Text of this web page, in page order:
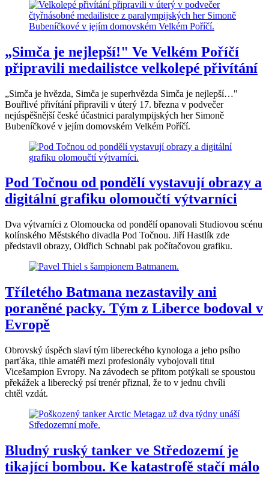
„Simča je nejlepší!" Ve Velkém Poříčí
připravili medailistce velkolepé přivítání
„Simča je hvězda, Simča je superhvězda Simča je nejlepší…"
Bouřlivé přivítání připravili v úterý 17. března v podvečer
nejúspěšnější české účastnici paralympijských her Simoně
Bubeníčkové v jejím domovském Velkém Poříčí.
Pod Točnou od pondělí vystavují obrazy a
digitální grafiku olomoučtí výtvarníci
Dva výtvarníci z Olomoucka od pondělí opanovali Studiovou scénu
kolínského Městského divadla Pod Točnou. Jiří Hastlík zde
představil obrazy, Oldřich Schnabl pak počítačovou grafiku.
Tříletého Batmana nezastavily ani
poraněné packy. Tým z Liberce bodoval v
Evropě
Obrovský úspěch slaví tým libereckého kynologa a jeho psího
parťáka, tihle amatéři mezi profesionály vybojovali titul
Vicešampion Evropy. Na závodech se přitom potýkali se spoustou
překážek a liberecký psí trenér přiznal, že to v jednu chvíli
chtěl vzdát.
Bludný ruský tanker ve Středozemí je
tikající bombou. Ke katastrofě stačí málo